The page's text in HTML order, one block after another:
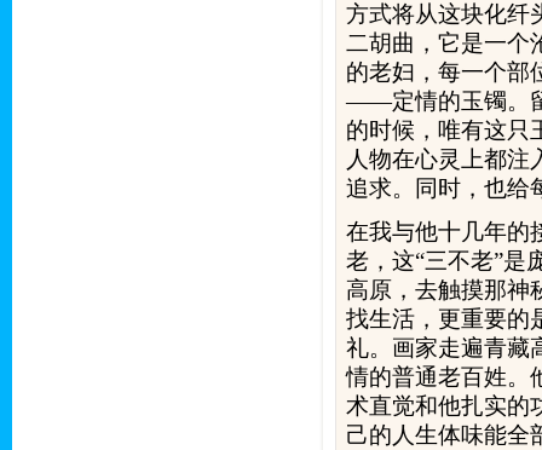
方式将从这块化纤
二胡曲，它是一个
的老妇，每一个部
——定情的玉镯。
的时候，唯有这只
人物在心灵上都
追求。同时，也给
在我与他十几年的
老，这“三不老”是
高原，去触摸那神
找生活，更重要的
礼。画家走遍青
情的普通老百姓。
术直觉和他扎实的
己的人生体味能全